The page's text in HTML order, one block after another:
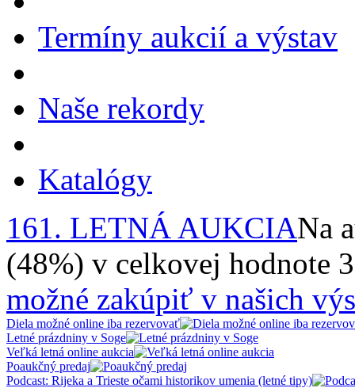
Termíny aukcií a výstav
Naše rekordy
Katalógy
161. LETNÁ AUKCIANa
(48%) v celkovej hodnote
možné zakúpiť v našich
Diela možné online iba rezervovať
Letné prázdniny v Soge
Veľká letná online aukcia
Poaukčný predaj
Podcast: Rijeka a Trieste očami historikov umenia (letné tipy)